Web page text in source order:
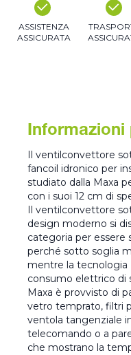
ASSISTENZA
ASSICURATA
Informazioni
Il ventilconvettore
fancoil idronico per
studiato dalla Maxa
con i suoi 12 cm di
Il ventilconvettore
design moderno si
categoria per essere
perché sotto soglia
mentre la tecnologia
consumo elettrico di
Maxa è provvisto di
vetro temprato, filtri
ventola tangenziale
telecomando o a
che mostrano la